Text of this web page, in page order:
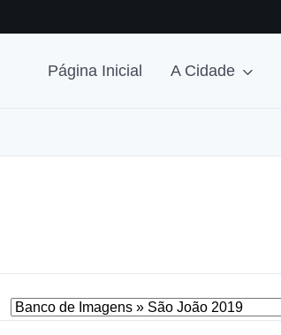
Página Inicial A Cidade